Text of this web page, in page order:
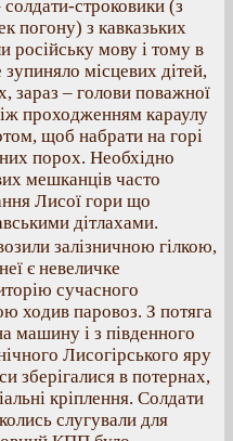
строковики (з
погону) з кавказьких
російську мову і тому в
зупиняло місцевих дітей,
зараз – голови поважної
проходженням караулу
щоб набрати на горі
порох. Необхідно
мешканців часто
Лисої гори що
дітлахами.
залізничною гілкою,
є невеличке
сучасного
ходив паровоз. З потяга
машину і з південного
Лисогірського яру
зберігалися в потернах,
кріплення. Солдати
слугували для